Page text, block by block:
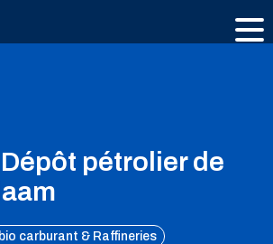
Dépôt pétrolier de
carburant & Raffineries